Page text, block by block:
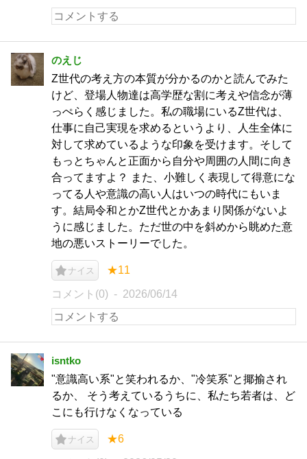
のえじ
Z世代の考え方の本質が分かるのかと読んでみた
けど、登場人物達は高学歴な割に考えや信念が薄
っぺらく感じました。私の職場にいるZ世代は、
仕事に自己実現を求めるというより、人生全体に
対して求めているような印象を受けます。そして
もっとちゃんと正面から自分や周囲の人間に向き
合ってますよ？ また、小難しく表現して得意にな
ってる人や意識の高い人はいつの時代にもいま
す。結局令和とかZ世代とかあまり関係がないよ
うに感じました。ただ世の中を斜めから眺めた意
地の悪いストーリーでした。
ナイス ★11
コメント(0) 2026/06/14
isntko
"意識高い系"と笑われるか、"冷笑系"と揶揄され
るか、 そう考えているうちに、私たち若者は、ど
こにも行けなくなっている
ナイス ★6